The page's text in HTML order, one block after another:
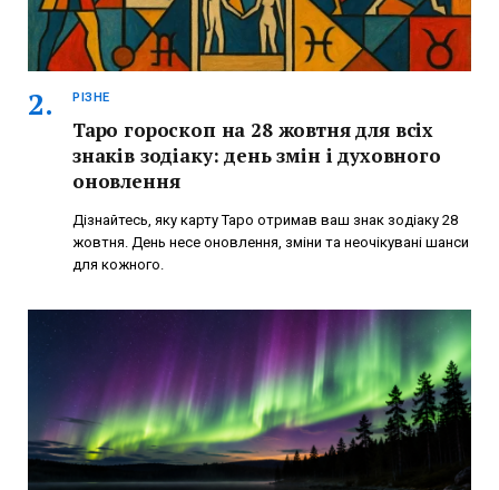
РІЗНЕ
Таро гороскоп на 28 жовтня для всіх
знаків зодіаку: день змін і духовного
оновлення
Дізнайтесь, яку карту Таро отримав ваш знак зодіаку 28
жовтня. День несе оновлення, зміни та неочікувані шанси
для кожного.